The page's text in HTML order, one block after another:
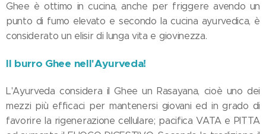
Ghee è ottimo in cucina, anche per friggere avendo un
punto di fumo elevato e secondo la cucina ayurvedica, è
considerato un elisir di lunga vita e giovinezza.
Il burro Ghee nell'Ayurveda!
L'Ayurveda considera il Ghee un Rasayana, cioè uno dei
mezzi più efficaci per mantenersi giovani ed in grado di
favorire la rigenerazione cellulare; pacifica VATA e PITTA